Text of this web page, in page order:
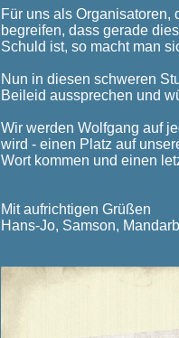
Für uns als Organisatoren,
begreifen, dass gerade
Schuld ist, so macht man
Nun in diesen schweren
Beileid aussprechen und
Wir werden Wolfgang auf
wird - einen Platz auf
Wort kommen und einen
Mit aufrichtigen Grüßen
Hans-Jo, Samson,